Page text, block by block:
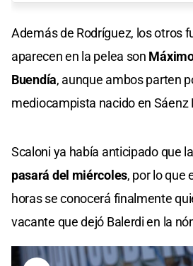
Además de Rodríguez, los otros
aparecen en la pelea son
Buendía, aunque ambos parten
mediocampista nacido en Sáenz
Scaloni ya había anticipado que
pasará del miércoles, por lo que
horas se conocerá finalmente
vacante que dejó Balerdi en la